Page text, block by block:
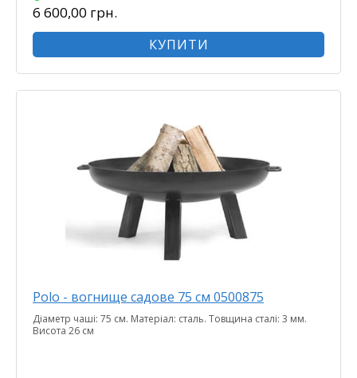
6 600,00 грн.
КУПИТИ
Polo - вогнище садове 75 см 0500875
Діаметр чаші: 75 см. Матеріал: сталь. Товщина сталі: 3 мм.
Висота 26 см